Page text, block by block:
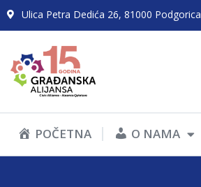
Ulica Petra Dedića 26, 81000 Podgorica
POČETNA O NAMA